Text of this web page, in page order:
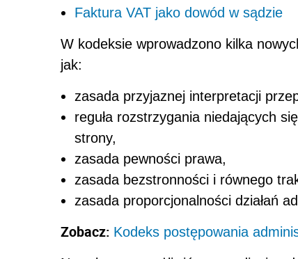
Faktura VAT jako dowód w sądzie
W kodeksie wprowadzono kilka
jak:
zasada przyjaznej interpretacji
reguła rozstrzygania niedających
strony,
zasada pewności prawa,
zasada bezstronności i równego
zasada proporcjonalności działań
Zobacz: Kodeks postępowania